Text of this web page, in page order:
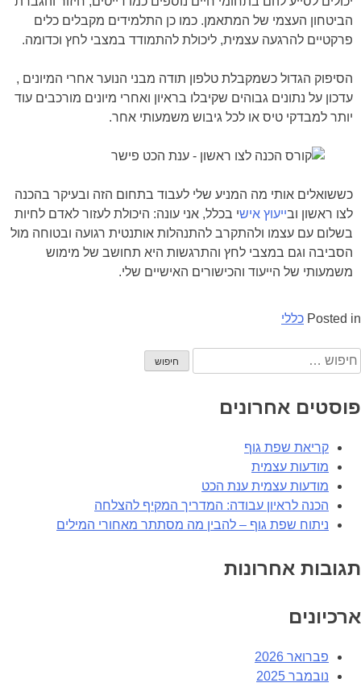
הביטחון העצמי של המתאמן. כמו כן התלמידים מקבלים כלים
פרקטיים להרגעה עצמית, ליכולת להתמודד במצבי לחץ וכדומה.
הסיפוק הגדול כשמקבלת טלפון תודה מבני הנוער אחרי המיונים ,
עדכון על נתונים גבוהים שקיבלו בראיון ואחרי מיונים מורכבים עוד
יותר למבדקי טיס או לכל גיבוש משמעותי אחר.
כששואלים אותי מה המניע שלי לעבוד בתחום הזה ובעיקר בהכנה
לצו ראשון ובייעוץ אישי בכלל, אני עונה: היכולת לעזור לאדם לחיות
בשלום עם עצמו ולהתקרב להתנהלות אותנטית רגועה ובטוחה מול
הסביבה וגם במצבי לחץ והתרגשות היא תחושב של מימוש
משמעותי של הייעוד והכישורים האישיים שלי.
Posted in כללי
פוסטים אחרונים
קריאת שפת גוף
מודעות עצמית
מודעות עצמית ענת הכט
הכנה לראיון עבודה: המדריך המקיף להצלחה
ניתוח שפת גוף – להבין מה מסתתר מאחורי המילים
תגובות אחרונות
ארכיונים
פברואר 2026
נובמבר 2025